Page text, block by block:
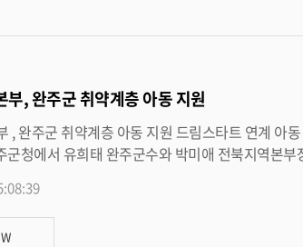
해 나가겠다 ” 고 말했다 . 한편 완주군 드림스타트는 만 12 세 이하 취약계
부, 완주군 취약계층 아동 지원
미애 )
움을 겪고 있는 아동을 지원하기 위해 추진하는